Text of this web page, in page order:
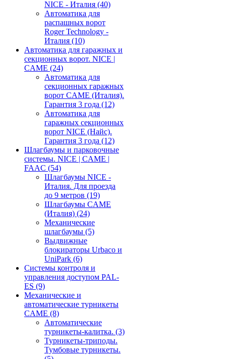
NICE - Италия (40)
Автоматика для
распашных ворот
Roger Technology -
Италия (10)
Автоматика для гаражных и
секционных ворот. NICE |
CAME (24)
Автоматика для
секционных гаражных
ворот CAME (Италия).
Гарантия 3 года (12)
Автоматика для
гаражных секционных
ворот NICE (Найс).
Гарантия 3 года (12)
Шлагбаумы и парковочные
системы. NICE | CAME |
FAAC (54)
Шлагбаумы NICE -
Италия. Для проезда
до 9 метров (19)
Шлагбаумы CAME
(Италия) (24)
Механические
шлагбаумы (5)
Выдвижные
блокираторы Urbaco и
UniPark (6)
Системы контроля и
управления доступом PAL-
ES (9)
Механические и
автоматические турникеты
CAME (8)
Автоматические
турникеты-калитка. (3)
Турникеты-триподы.
Тумбовые турникеты.